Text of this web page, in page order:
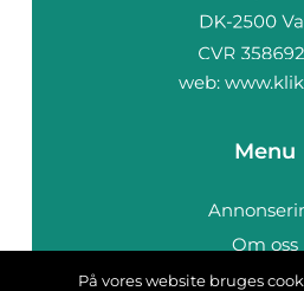
web:
Menu
Om oss
Cookies
På vores website bruges